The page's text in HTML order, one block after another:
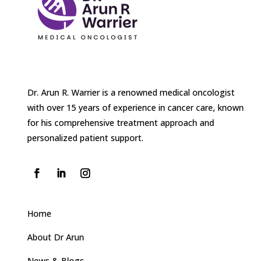
Dr. Arun R. Warrier is a renowned medical oncologist
with over 15 years of experience in cancer care, known
for his comprehensive treatment approach and
personalized patient support.
Home
About Dr Arun